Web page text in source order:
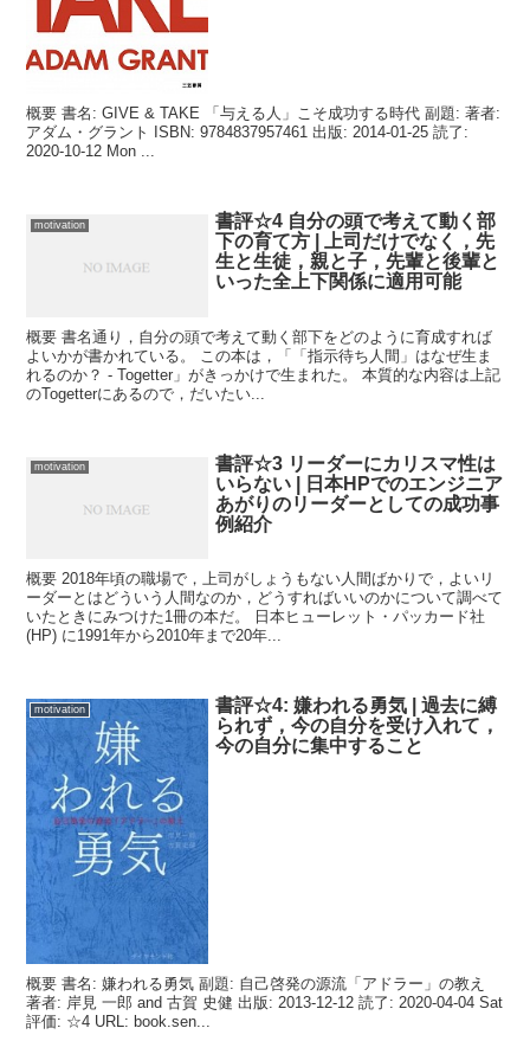
概要 書名: GIVE & TAKE 「与える人」こそ成功する時代 副題: 著者:
アダム・グラント ISBN: 9784837957461 出版: 2014-01-25 読了:
2020-10-12 Mon ...
motivation
書評☆4 自分の頭で考えて動く部
下の育て方 | 上司だけでなく，先
生と生徒，親と子，先輩と後輩と
いった全上下関係に適用可能
概要 書名通り，自分の頭で考えて動く部下をどのように育成すれば
よいかが書かれている。 この本は，「「指示待ち人間」はなぜ生ま
れるのか？ - Togetter」がきっかけで生まれた。 本質的な内容は上記
のTogetterにあるので，だいたい...
motivation
書評☆3 リーダーにカリスマ性は
いらない | 日本HPでのエンジニア
あがりのリーダーとしての成功事
例紹介
概要 2018年頃の職場で，上司がしょうもない人間ばかりで，よいリ
ーダーとはどういう人間なのか，どうすればいいのかについて調べて
いたときにみつけた1冊の本だ。 日本ヒューレット・パッカード社
(HP) に1991年から2010年まで20年...
motivation
書評☆4: 嫌われる勇気 | 過去に縛
られず，今の自分を受け入れて，
今の自分に集中すること
概要 書名: 嫌われる勇気 副題: 自己啓発の源流「アドラー」の教え
著者: 岸見 一郎 and 古賀 史健 出版: 2013-12-12 読了: 2020-04-04 Sat
評価: ☆4 URL: book.sen...